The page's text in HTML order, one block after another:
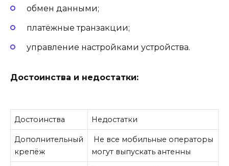
обмен данными;
платёжные транзакции;
управление настройками устройства.
Достоинства и недостатки:
Достоинства Недостатки
Дополнительный
крепёж
Не все мобильные операторы
могут выпускать антенны